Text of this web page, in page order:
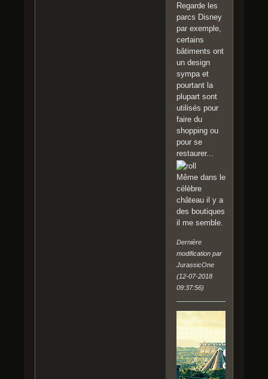
Regarde les
parcs Disney
par exemple,
certains
bâtiments ont
un design
sympa et
pourtant la
plupart sont
utilisés pour
faire du
shopping ou
pour se
restaurer...
Même dans le
célèbre
château il y a
des boutiques
il me semble.
Dernière
modification par
JurassicOne
(12-07-2018
09:37:56)